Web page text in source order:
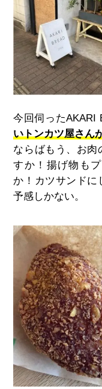
今回伺ったAKARI
いトンカツ屋さん
ならばもう、お肉
すか！揚げ物も
か！カツサンドに
予感しかない。